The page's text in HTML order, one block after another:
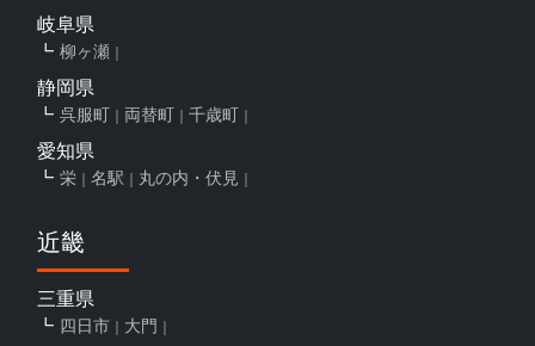
岐阜県
柳ヶ瀬
静岡県
呉服町 両替町 千歳町
愛知県
栄 名駅 丸の内・伏見
近畿
三重県
四日市 大門